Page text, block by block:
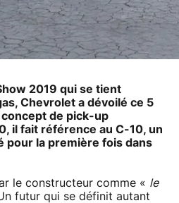
2019 qui se tient
Chevrolet a dévoilé ce 5
de pick-up
il fait référence au C-10, un
pour la première fois dans
le constructeur comme « le
futur qui se définit autant